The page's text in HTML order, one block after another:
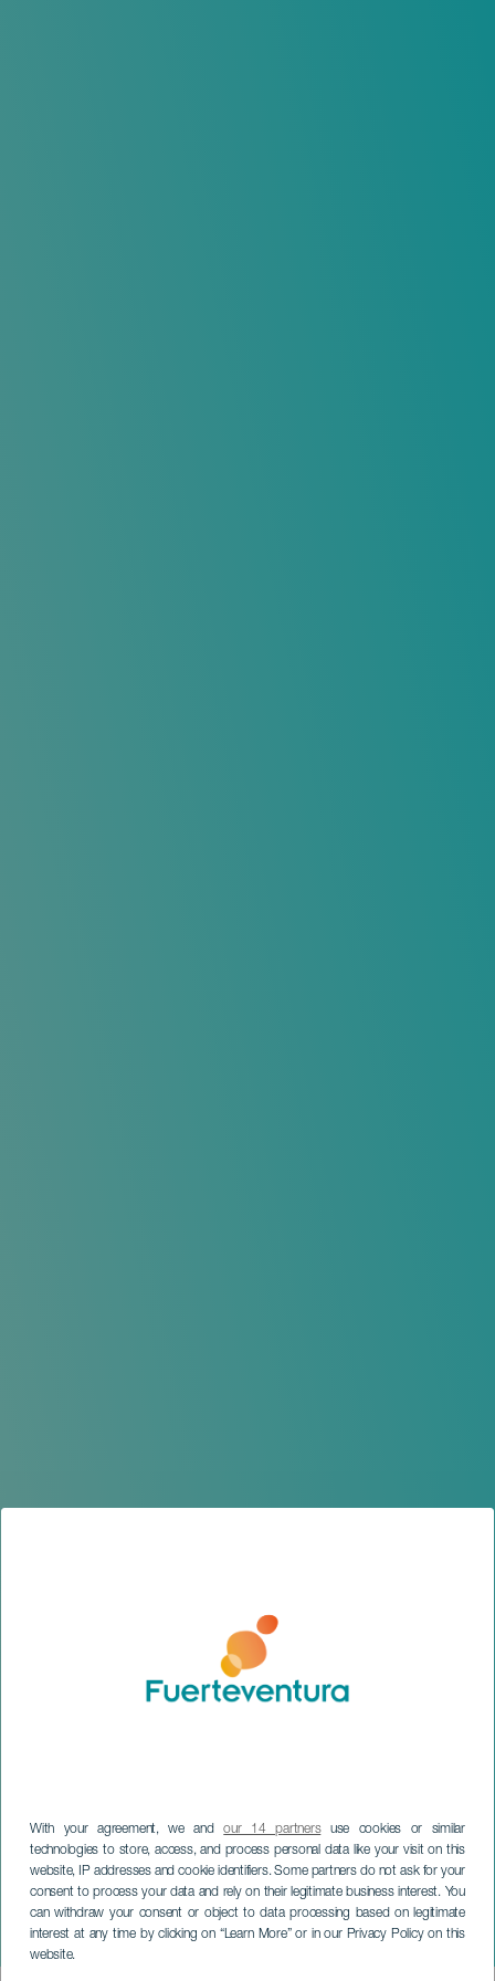
With your agreement, we andour 14 partnersuse cookies or similar
technologies to store, access, and process personal data like your visit on this
website, IP addresses and cookie identifiers. Some partners do not ask for your
consent to process your data and rely on their legitimate business interest. You
can withdraw your consent or object to data processing based on legitimate
interest at any time by clicking on “Learn More” or in our Privacy Policy on this
website.Hansel & Gretel
FUERTEVENTURA